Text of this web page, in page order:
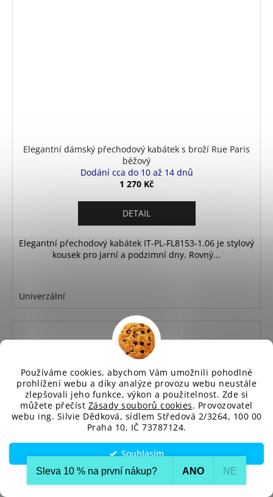
Používáme cookies, abychom Vám umožnili pohodlné
prohlížení webu a díky analýze provozu webu neustále
zlepšovali jeho funkce, výkon a použitelnost. Zde si
můžete přečíst Zásady souborů cookies. Provozovatel
webu ing. Silvie Dědková, sídlem Středová 2/3264, 100 00
Praha 10, IČ 73787124.
Souhlasím
Nastavení
Elegantní dámský přechodový kabátek s broží Rue Paris
béžový
Dodání cca do 10 až 14 dnů
1 270 Kč
DETAIL
Elegantní přechodový kabátek IT-PL-FL8153-1.06 je stylový
kousek pro jarní a podzimní dny. Rovný...
Univerzální
Sleva 10 % na první nákup?​ ANO NE